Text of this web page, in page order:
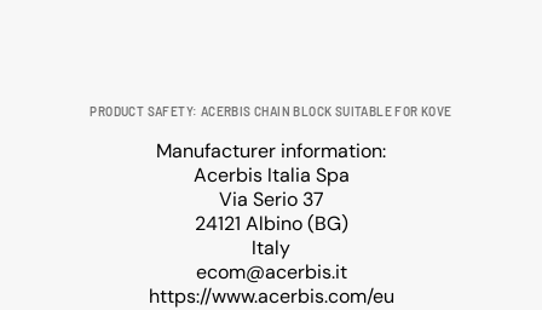
PRODUCT SAFETY: ACERBIS CHAIN BLOCK SUITABLE FOR KOVE
Manufacturer information:
Acerbis Italia Spa
Via Serio 37
24121 Albino (BG)
Italy
ecom@acerbis.it
https://www.acerbis.com/eu